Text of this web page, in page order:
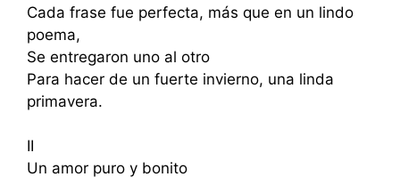
Cada frase fue perfecta, más que en un lindo
poema,
Se entregaron uno al otro
Para hacer de un fuerte invierno, una linda
primavera.
II
Un amor puro y bonito